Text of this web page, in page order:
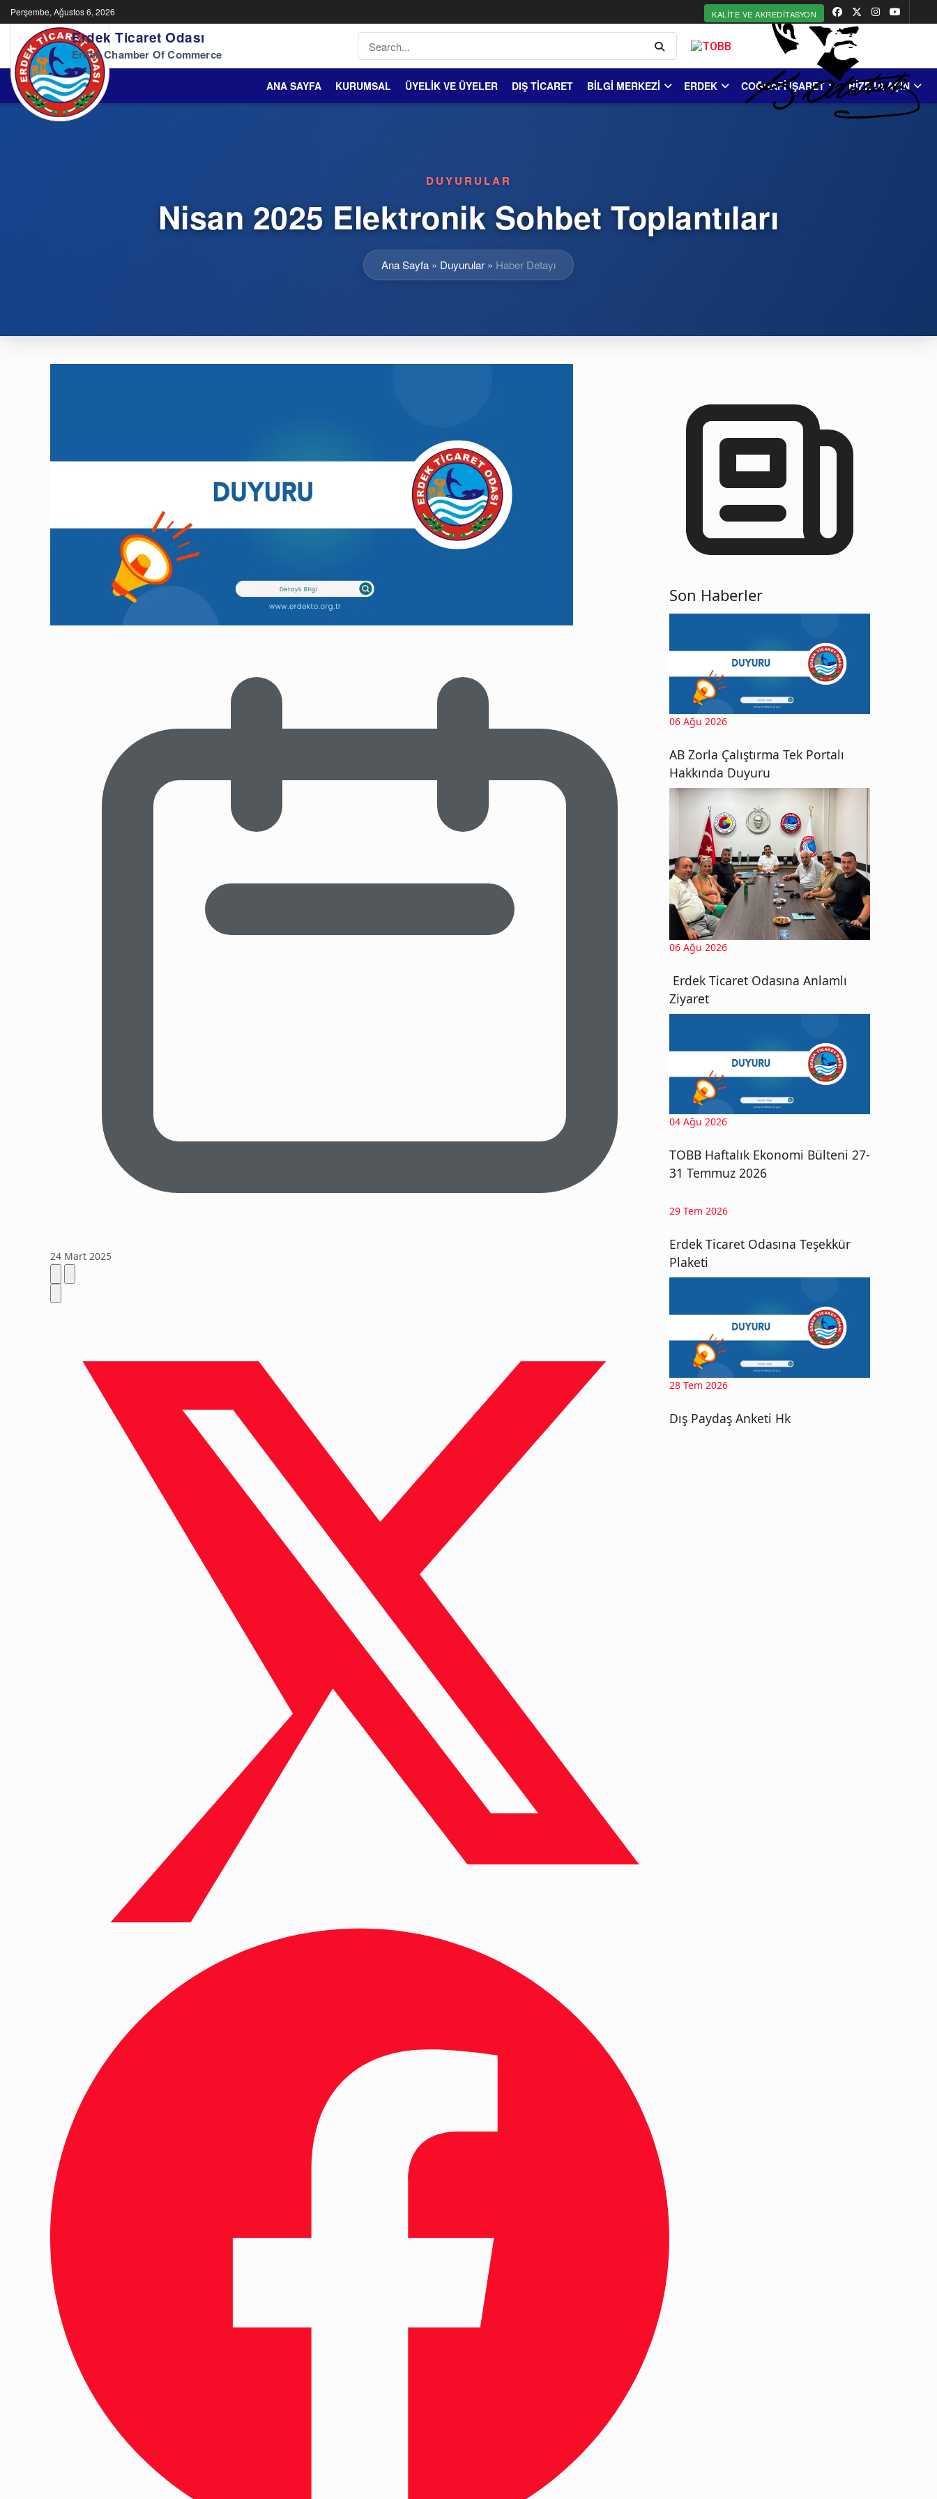
Perşembe, Ağustos 6, 2026 KALITE VE AKREDITASYON
Erdek Ticaret Odası
Erdek Chamber Of Commerce
ANA SAYFA KURUMSAL ÜYELİK VE ÜYELER DIŞ TİCARET BİLGİ MERKEZİ ERDEK COĞRAFİ İŞARET BİZE ULAŞIN
DUYURULAR
Nisan 2025 Elektronik Sohbet Toplantıları
Ana Sayfa » Duyurular » Haber Detayı
24 Mart 2025
Son Haberler
06 Ağu 2026
AB Zorla Çalıştırma Tek Portalı
Hakkında Duyuru
06 Ağu 2026
Erdek Ticaret Odasına Anlamlı
Ziyaret
04 Ağu 2026
TOBB Haftalık Ekonomi Bülteni 27-
31 Temmuz 2026
29 Tem 2026
Erdek Ticaret Odasına Teşekkür
Plaketi
28 Tem 2026
Dış Paydaş Anketi Hk